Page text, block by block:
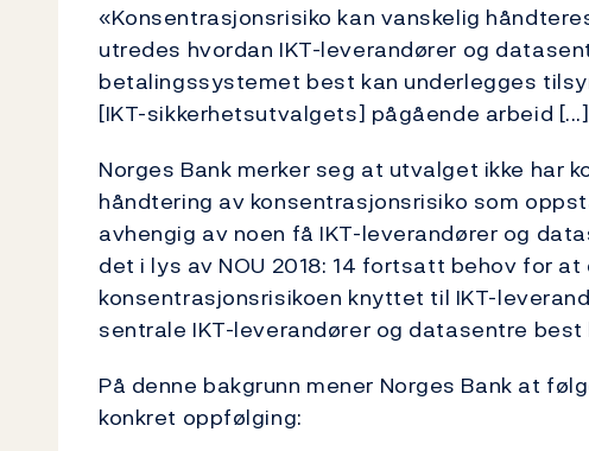
«Konsentrasjonsrisiko kan vanskelig
utredes hvordan IKT-leverandører og
betalingssystemet best kan underlegges
[IKT-sikkerhetsutvalgets] pågående arbeid
Norges Bank merker seg at utvalget ikke har
håndtering av konsentrasjonsrisiko som
avhengig av noen få IKT-leverandører og
det i lys av NOU 2018: 14 fortsatt behov for
konsentrasjonsrisikoen knyttet til IKT-
sentrale IKT-leverandører og datasentre
På denne bakgrunn mener Norges Bank at
konkret oppfølging: